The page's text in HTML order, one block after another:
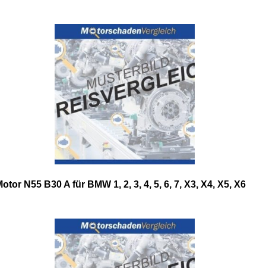
N55 B30 A für BMW 1, 2, 3, 4, 5, 6, 7, X3, X4, X5, X6